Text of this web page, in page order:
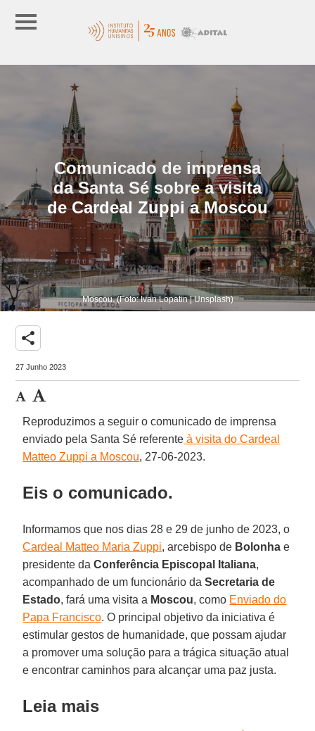
Comunicado de imprensa
da Santa Sé sobre a visita
de Cardeal Zuppi a Moscou
Moscou. (Foto: Ivan Lopatin | Unsplash)
share
27 Junho 2023
Reproduzimos a seguir o comunicado de imprensa
enviado pela Santa Sé referente à visita do Cardeal
Matteo Zuppi a Moscou, 27-06-2023.
Eis o comunicado.
Informamos que nos dias 28 e 29 de junho de 2023, o
Cardeal Matteo Maria Zuppi, arcebispo de Bolonha e
presidente daConferência Episcopal Italiana,
acompanhado de um funcionário da Secretaria de
Estado, fará uma visita a Moscou, como Enviado do
Papa Francisco. O principal objetivo da iniciativa é
estimular gestos de humanidade, que possam ajudar
a promover uma solução para a trágica situação atual
e encontrar caminhos para alcançar uma paz justa.
Leia mais